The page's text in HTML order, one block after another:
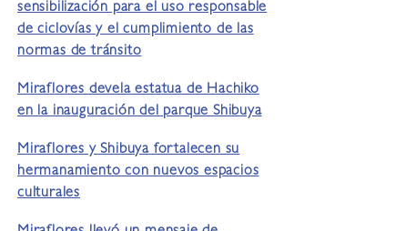
sensibilización para el uso responsable
de ciclovías y el cumplimiento de las
normas de tránsito
Miraflores devela estatua de Hachiko
en la inauguración del parque Shibuya
Miraflores y Shibuya fortalecen su
hermanamiento con nuevos espacios
culturales